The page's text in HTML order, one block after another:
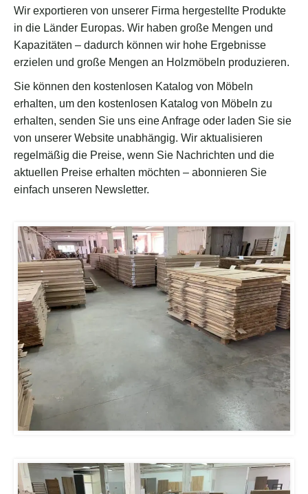
Wir exportieren von unserer Firma hergestellte Produkte
in die Länder Europas. Wir haben große Mengen und
Kapazitäten – dadurch können wir hohe Ergebnisse
erzielen und große Mengen an Holzmöbeln produzieren.
Sie können den kostenlosen Katalog von Möbeln
erhalten, um den kostenlosen Katalog von Möbeln zu
erhalten, senden Sie uns eine Anfrage oder laden Sie sie
von unserer Website unabhängig. Wir aktualisieren
regelmäßig die Preise, wenn Sie Nachrichten und die
aktuellen Preise erhalten möchten – abonnieren Sie
einfach unseren Newsletter.